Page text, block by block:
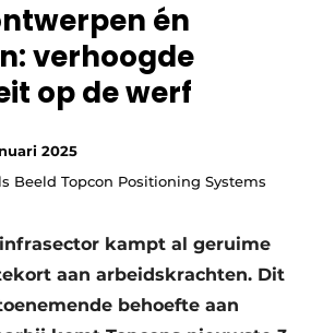
statement
én
verhoogde
op de werf
2025
Beeld Topcon Positioning Systems
kampt al geruime
aan arbeidskrachten. Dit
behoefte aan